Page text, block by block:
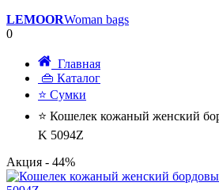
LEMOORWoman bags
0
Главная
👜 Каталог
⭐ Сумки
⭐ Кошелек кожаный женский
K 5094Z
Акция - 44%